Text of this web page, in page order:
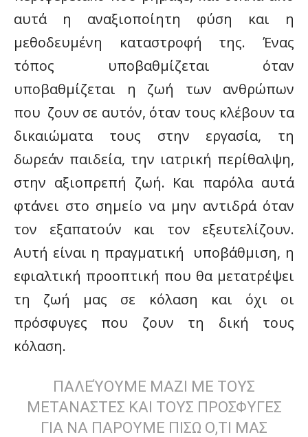
αυτά η αναξιοποίητη φύση και η
μεθοδευμένη καταστροφή της. Ένας
τόπος υποβαθμίζεται όταν
υποβαθμίζεται η ζωή των ανθρώπων
που ζουν σε αυτόν, όταν τους κλέβουν τα
δικαιώματα τους στην εργασία, τη
δωρεάν παιδεία, την ιατρική περίθαλψη,
στην αξιοπρεπή ζωή. Και παρόλα αυτά
φτάνει στο σημείο να μην αντιδρά όταν
τον εξαπατούν και τον εξευτελίζουν.
Αυτή είναι η πραγματική υποβάθμιση, η
εφιαλτική προοπτική που θα μετατρέψει
τη ζωή μας σε κόλαση και όχι οι
πρόσφυγες που ζουν τη δική τους
κόλαση.
ΠΑΛΕΎΟΥΜΕ ΜΑΖΙ ΜΕ ΤΟΥΣ
ΜΕΤΑΝΑΣΤΕΣ ΚΑΙ ΤΟΥΣ ΠΡΟΣΦΥΓΕΣ
ΓΙΑ ΝΑ ΠΑΡΟΥΜΕ ΠΙΣΩ Ο,ΤΙ ΜΑΣ